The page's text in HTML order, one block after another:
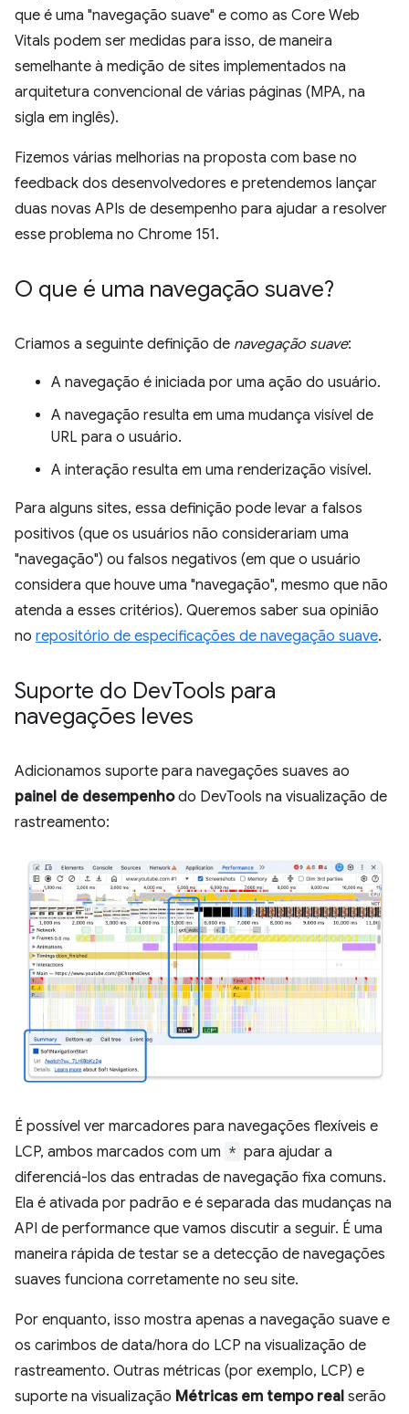
que é uma "navegação suave" e como as Core Web
Vitals podem ser medidas para isso, de maneira
semelhante à medição de sites implementados na
arquitetura convencional de várias páginas (MPA, na
sigla em inglês).
Fizemos várias melhorias na proposta com base no
feedback dos desenvolvedores e pretendemos lançar
duas novas APIs de desempenho para ajudar a resolver
esse problema no Chrome 151.
O que é uma navegação suave?
Criamos a seguinte definição de navegação suave:
A navegação é iniciada por uma ação do usuário.
A navegação resulta em uma mudança visível de
URL para o usuário.
A interação resulta em uma renderização visível.
Para alguns sites, essa definição pode levar a falsos
positivos (que os usuários não considerariam uma
"navegação") ou falsos negativos (em que o usuário
considera que houve uma "navegação", mesmo que não
atenda a esses critérios). Queremos saber sua opinião
no repositório de especificações de navegação suave.
Suporte do DevTools para
navegações leves
Adicionamos suporte para navegações suaves ao
painel de desempenhodo DevTools na visualização de
rastreamento:
É possível ver marcadores para navegações flexíveis e
LCP, ambos marcados com um * para ajudar a
diferenciá-los das entradas de navegação fixa comuns.
Ela é ativada por padrão e é separada das mudanças na
API de performance que vamos discutir a seguir. É uma
maneira rápida de testar se a detecção de navegações
suaves funciona corretamente no seu site.
Por enquanto, isso mostra apenas a navegação suave e
os carimbos de data/hora do LCP na visualização de
rastreamento. Outras métricas (por exemplo, LCP) e
suporte na visualização Métricas em tempo real serão